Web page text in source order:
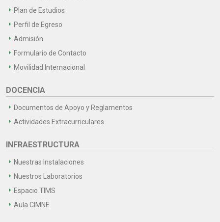
Plan de Estudios
Perfil de Egreso
Admisión
Formulario de Contacto
Movilidad Internacional
DOCENCIA
Documentos de Apoyo y Reglamentos
Actividades Extracurriculares
INFRAESTRUCTURA
Nuestras Instalaciones
Nuestros Laboratorios
Espacio TIMS
Aula CIMNE